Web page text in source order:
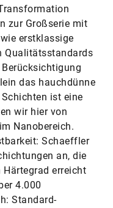
zur Großserie mit
erstklassige
Qualitätsstandards
das hauchdünne
ist eine
wir hier von
Nanobereich.
Schaeffler
an, die
Härtegrad erreicht
4.000
Standard-